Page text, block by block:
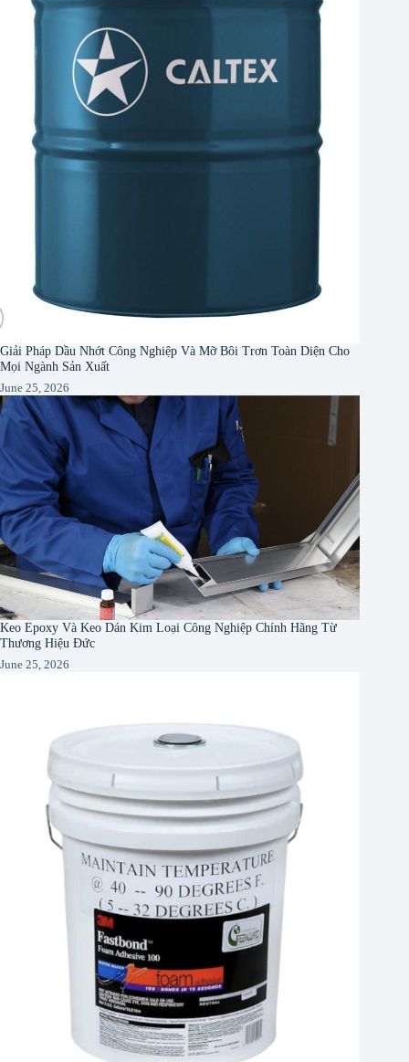
Giải Pháp Dầu Nhớt Công Nghiệp Và Mỡ Bôi Trơn Toàn Diện Cho
Mọi Ngành Sản Xuất
June 25, 2026
Keo Epoxy Và Keo Dán Kim Loại Công Nghiệp Chính Hãng Từ
Thương Hiệu Đức
June 25, 2026